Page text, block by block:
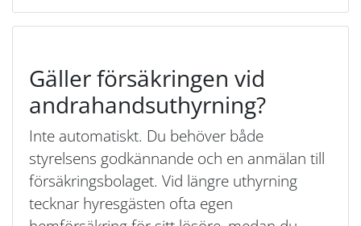
Gäller försäkringen vid
andrahandsuthyrning?
Inte automatiskt. Du behöver både
styrelsens godkännande och en anmälan till
försäkringsbolaget. Vid längre uthyrning
tecknar hyresgästen ofta egen